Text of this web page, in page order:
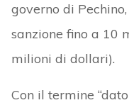
governo di
sanzione fino a 10
milioni di dollari).
Con il termine